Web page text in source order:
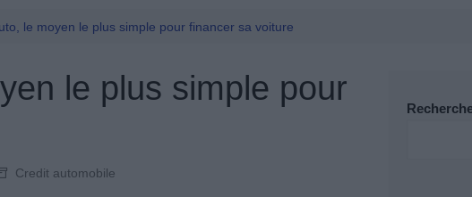
Permis De Conduire
le moyen le plus simple pour financer sa voiture
le plus simple pour
Credit automobile